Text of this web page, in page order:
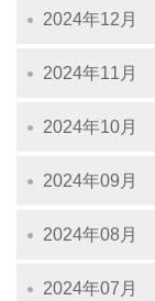
2024年12月
2024年11月
2024年10月
2024年09月
2024年08月
2024年07月